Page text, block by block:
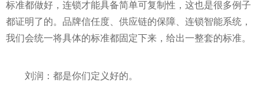
标准都做好，连锁才能具备简单可复制性 ，这也是很多例子
都证明了的。品牌信任度、供应链的保障、连锁智能系统，
我们会统一将具体的标准都固定下来，给出一整套的标准。
刘润：都是你们定义好的。